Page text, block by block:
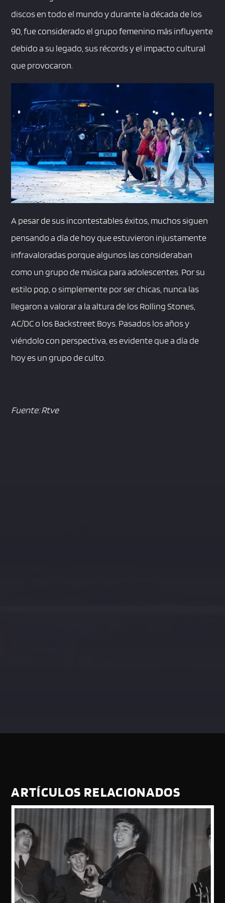
discos en todo el mundo y durante la década de los
90, fue considerado el grupo femenino más influyente
debido a su legado, sus récords y el impacto cultural
que provocaron.
A pesar de sus incontestables éxitos, muchos siguen
pensando a día de hoy que estuvieron injustamente
infravaloradas porque algunos las consideraban
como un grupo de música para adolescentes. Por su
estilo pop, o simplemente por ser chicas, nunca las
llegaron a valorar a la altura de los Rolling Stones,
AC/DC o los Backstreet Boys. Pasados los años y
viéndolo con perspectiva, es evidente que a día de
hoy es un grupo de culto.
Fuente: Rtve
ARTÍCULOS RELACIONADOS